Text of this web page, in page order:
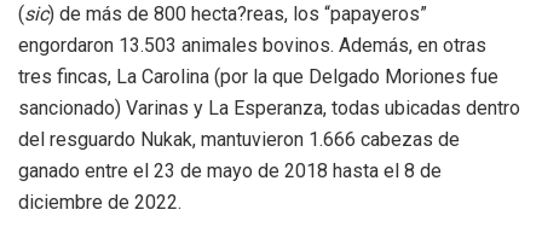
(sic) de más de 800 hecta?reas, los “papayeros”
engordaron 13.503 animales bovinos. Además, en otras
tres fincas, La Carolina (por la que Delgado Moriones fue
sancionado) Varinas y La Esperanza, todas ubicadas dentro
del resguardo Nukak, mantuvieron 1.666 cabezas de
ganado entre el 23 de mayo de 2018 hasta el 8 de
diciembre de 2022.